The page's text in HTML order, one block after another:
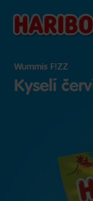
Wummis F!ZZ
Kyselí